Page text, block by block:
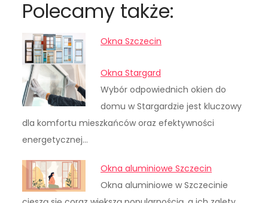
Polecamy także:
Okna Szczecin
Okna Stargard
Wybór odpowiednich okien do
domu w Stargardzie jest kluczowy
dla komfortu mieszkańców oraz efektywności
energetycznej…
Okna aluminiowe Szczecin
Okna aluminiowe w Szczecinie